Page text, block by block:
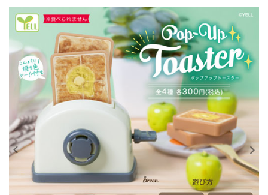
ログイン 会員登録
入荷スケジュールをチェック
カプセルトイマシン本体
カプセルトイ
販促用空カプセル
レンタル